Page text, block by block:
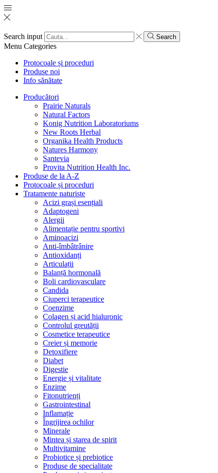
Search input Search
Menu Categories
Protocoale și proceduri
Produse noi
Info sănătate
Producători
Prairie Naturals
Natural Factors
Konig Nutrition Laboratoriums
New Roots Herbal
Organika Health Products
Natures Harmony
Santevia
Provita Nutrition Health Inc.
Produse de la A-Z
Protocoale și proceduri
Tratamente naturiste
Acizi grași esențiali
Adaptogeni
Alergii
Alimentație pentru sportivi
Aminoacizi
Anti-îmbâtrânire
Antioxidanți
Articulații
Balanță hormonală
Boli cardiovasculare
Candida
Ciuperci terapeutice
Coenzime
Colagen și acid hialuronic
Controlul greutății
Cosmetice terapeutice
Creier și memorie
Detoxifiere
Diabet
Digestie
Energie și vitalitate
Enzime
Fitonutrienți
Gastrointestinal
Inflamație
Îngrijirea ochilor
Minerale
Mintea și starea de spirit
Multivitamine
Probiotice și prebiotice
Produse de specialitate